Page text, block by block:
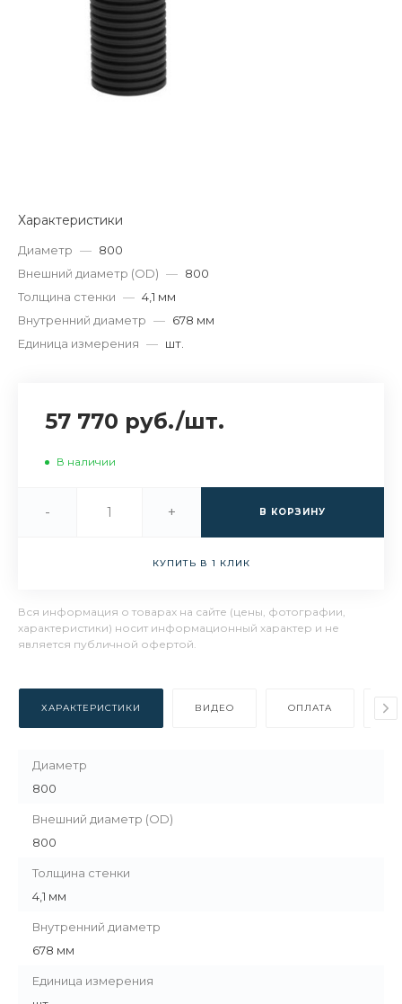
Характеристики
Диаметр — 800
Внешний диаметр (OD) — 800
Толщина стенки — 4,1 мм
Внутренний диаметр — 678 мм
Единица измерения — шт.
57 770 руб./шт.
В наличии
- + В КОРЗИНУ
КУПИТЬ В 1 КЛИК
Вся информация о товарах на сайте (цены, фотографии,
характеристики) носит информационный характер и не
является публичной офертой.
ХАРАКТЕРИСТИКИ ВИДЕО ОПЛАТА
Диаметр
800
Внешний диаметр (OD)
800
Толщина стенки
4,1 мм
Внутренний диаметр
678 мм
Единица измерения